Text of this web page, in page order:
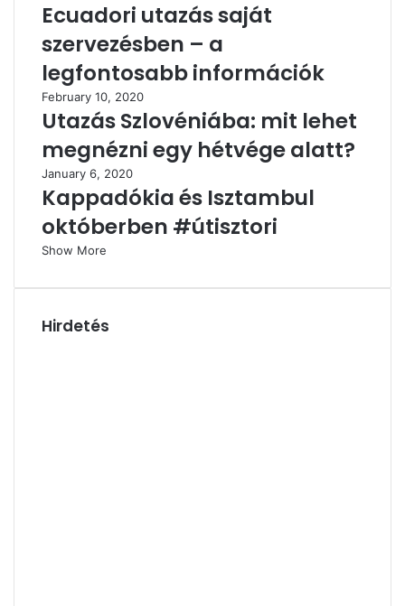
Ecuadori utazás saját
szervezésben – a
legfontosabb információk
February 10, 2020
Utazás Szlovéniába: mit lehet
megnézni egy hétvége alatt?
January 6, 2020
Kappadókia és Isztambul
októberben #útisztori
Show More
Hirdetés